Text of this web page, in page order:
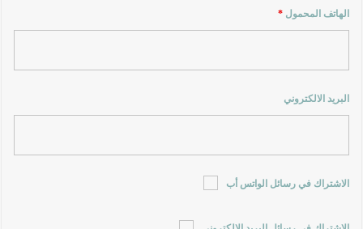
الهاتف المحمول*
البريد الالكتروني
الاشتراك في رسائل الواتس أب